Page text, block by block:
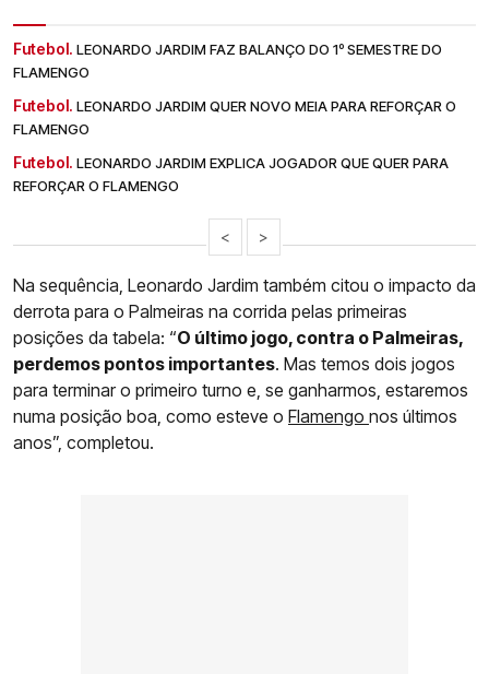
Futebol. LEONARDO JARDIM FAZ BALANÇO DO 1º SEMESTRE DO
FLAMENGO
Futebol. LEONARDO JARDIM QUER NOVO MEIA PARA REFORÇAR O
FLAMENGO
Futebol. LEONARDO JARDIM EXPLICA JOGADOR QUE QUER PARA
REFORÇAR O FLAMENGO
< >
Na sequência, Leonardo Jardim também citou o impacto da
derrota para o Palmeiras na corrida pelas primeiras
posições da tabela: “O último jogo, contra o Palmeiras,
perdemos pontos importantes. Mas temos dois jogos
para terminar o primeiro turno e, se ganharmos, estaremos
numa posição boa, como esteve o Flamengo nos últimos
anos”, completou.